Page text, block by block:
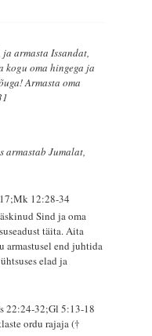
ja armasta Issandat,
kogu oma hingega ja
Armasta oma
armastab Jumalat,
12:28-34
Sind ja oma
täita. Aita
armastusel end juhtida
elad ja
22:24-32;Gl 5:13-18
ordu rajaja (†